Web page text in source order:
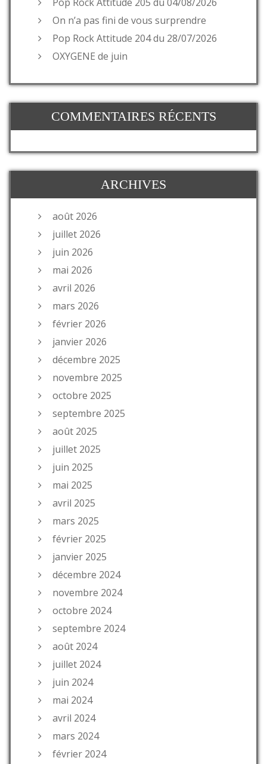
On n’a pas fini de vous surprendre
Pop Rock Attitude 204 du 28/07/2026
OXYGENE de juin
COMMENTAIRES RÉCENTS
ARCHIVES
août 2026
juillet 2026
juin 2026
mai 2026
avril 2026
mars 2026
février 2026
janvier 2026
décembre 2025
novembre 2025
octobre 2025
septembre 2025
août 2025
juillet 2025
juin 2025
mai 2025
avril 2025
mars 2025
février 2025
janvier 2025
décembre 2024
novembre 2024
octobre 2024
septembre 2024
août 2024
juillet 2024
juin 2024
mai 2024
avril 2024
mars 2024
février 2024